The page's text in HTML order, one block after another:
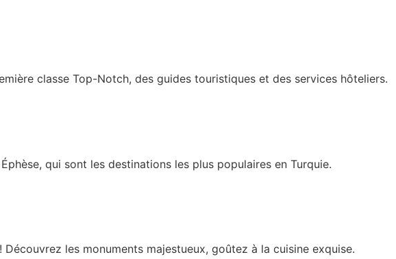
classe Top-Notch, des guides touristiques et des services hôteliers.
qui sont les destinations les plus populaires en Turquie.
les monuments majestueux, goûtez à la cuisine exquise.